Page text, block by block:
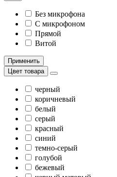
Без микрофона
С микрофоном
Прямой
Витой
Применить
Цвет товара
черный
коричневый
белый
серый
красный
синий
темно-серый
голубой
бежевый